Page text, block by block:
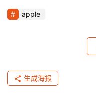
apple
生成海报